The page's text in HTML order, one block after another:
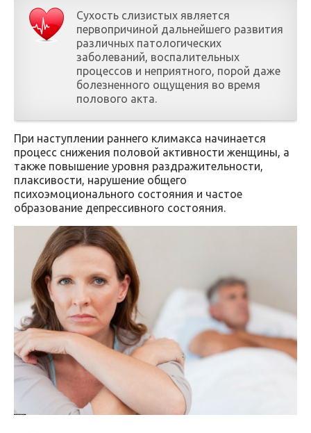
Сухость слизистых является
первопричиной дальнейшего развития
различных патологических
заболеваний, воспалительных
процессов и неприятного, порой даже
болезненного ощущения во время
полового акта.
При наступлении раннего климакса начинается
процесс снижения половой активности женщины, а
также повышение уровня раздражительности,
плаксивости, нарушение общего
психоэмоционального состояния и частое
образование депрессивного состояния.